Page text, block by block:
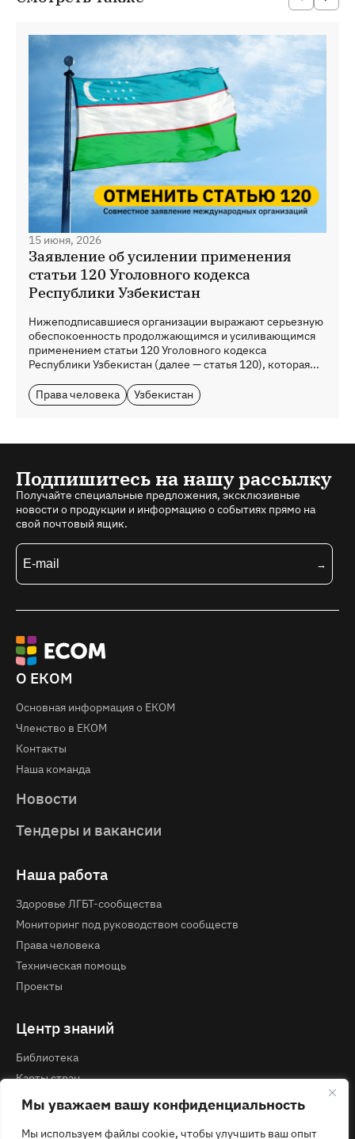
Мы уважаем вашу конфиденциальность
Мы используем файлы cookie, чтобы улучшить ваш опыт
15 июня, 2026
Заявление об усилении применения
статьи 120 Уголовного кодекса
Республики Узбекистан
Нижеподписавшиеся организации выражают серьезную
обеспокоенность продолжающимся и усиливающимся
применением статьи 120 Уголовного кодекса
Республики Узбекистан (далее — статья 120), которая...
Права человека Узбекистан
Подпишитесь на нашу рассылку
Получайте специальные предложения, эксклюзивные
новости о продукции и информацию о событиях прямо на
свой почтовый ящик.
О ЕКОМ
Основная информация о EКOM
Членство в ЕКОМ
Контакты
Наша команда
Новости
Тендеры и вакансии
Наша работа
Здоровье ЛГБТ-сообщества
Мониторинг под руководством сообществ
Права человека
Техническая помощь
Проекты
Центр знаний
Библиотека
Карты стран
Курсы и вебинары